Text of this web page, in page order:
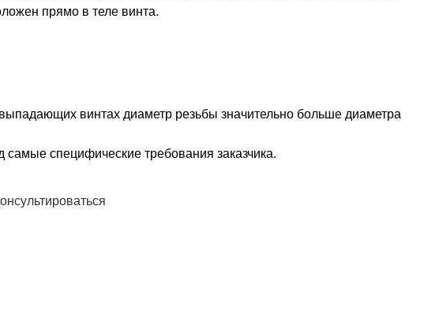
прямо в теле винта.
винтах диаметр резьбы значительно больше диаметра
специфические требования заказчика.